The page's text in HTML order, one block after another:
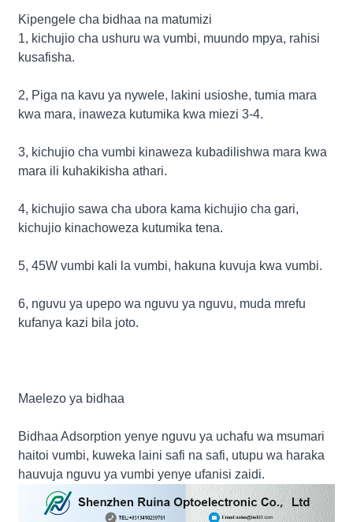
Kipengele cha bidhaa na matumizi
1, kichujio cha ushuru wa vumbi, muundo mpya, rahisi
kusafisha.
2, Piga na kavu ya nywele, lakini usioshe, tumia mara
kwa mara, inaweza kutumika kwa miezi 3-4.
3, kichujio cha vumbi kinaweza kubadilishwa mara kwa
mara ili kuhakikisha athari.
4, kichujio sawa cha ubora kama kichujio cha gari,
kichujio kinachoweza kutumika tena.
5, 45W vumbi kali la vumbi, hakuna kuvuja kwa vumbi.
6, nguvu ya upepo wa nguvu ya nguvu, muda mrefu
kufanya kazi bila joto.
Maelezo ya bidhaa
Bidhaa Adsorption yenye nguvu ya uchafu wa msumari
haitoi vumbi, kuweka laini safi na safi, utupu wa haraka
hauvuja nguvu ya vumbi yenye ufanisi zaidi.